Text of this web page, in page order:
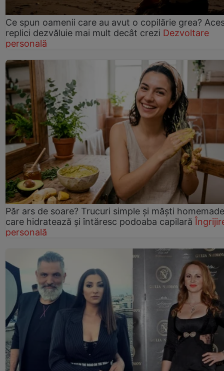
Ce spun oamenii care au avut o copilărie grea?
replici dezvăluie mai mult decât crezi Dezvoltare
personală
Păr ars de soare? Trucuri simple și măști homemade
care hidratează și întăresc podoaba capilară
personală